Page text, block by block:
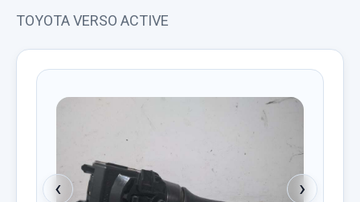
TOYOTA VERSO ACTIVE
‹ ›